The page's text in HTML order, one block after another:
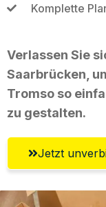
Komplette
Verlassen Sie
Saarbrücken,
Tromso so
zu gestalten.
Jetzt